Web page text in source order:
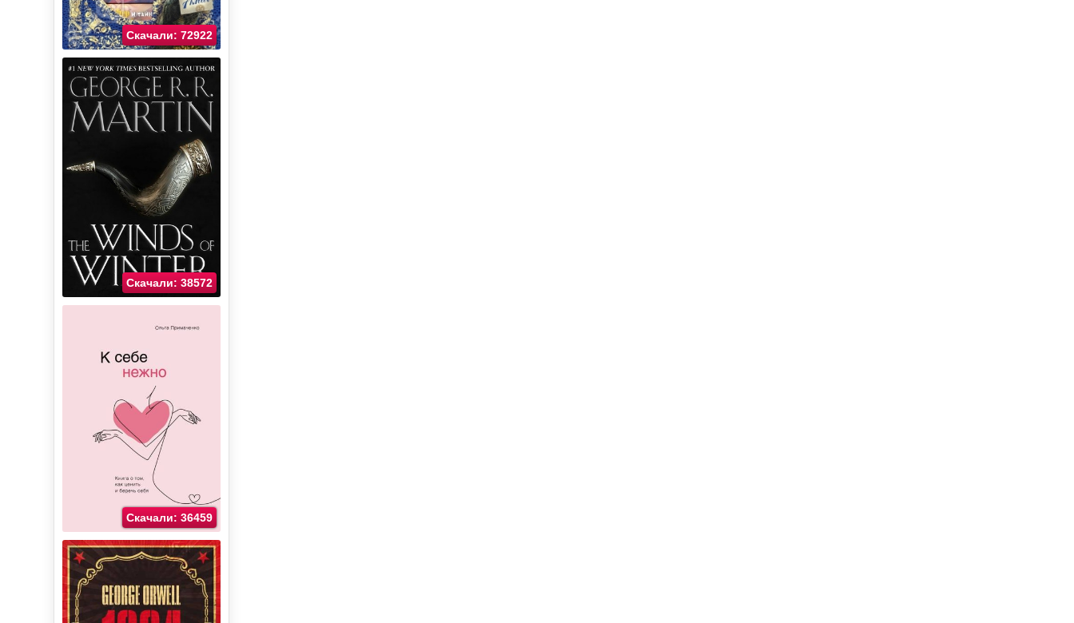
Скачали: 72922
Скачали: 38572
Скачали: 36459